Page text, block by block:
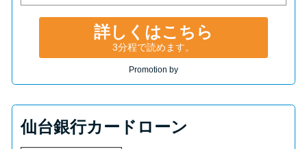
詳しくはこちら
3分程で読めます。
Promotion by
仙台銀行カードローン